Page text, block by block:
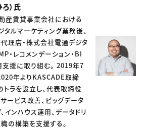
）氏
産賃貸事業会社における
タルマーケティング業務後、
理店・株式会社電通デジタ
・レコメンデーション・BI
援に取り組む。 2019年7
年よりKASCADE取締
ラを設立し、代表取締役
ービス改善、ビッグデータ
インハウス運用、データドリ
の構築を支援する。